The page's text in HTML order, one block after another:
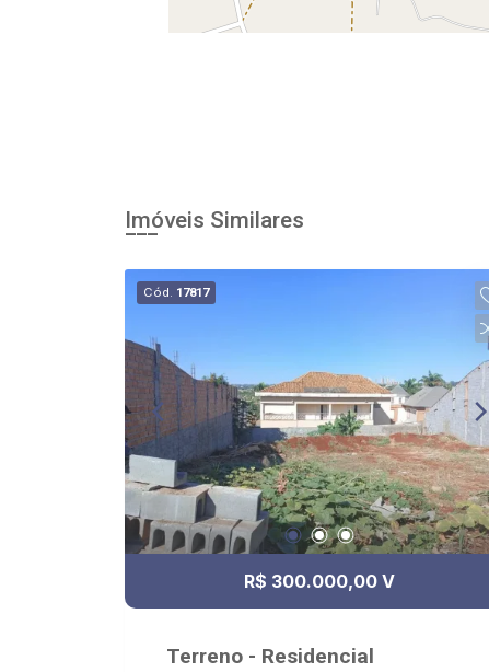
Imóveis Similares
Cód. 17817
R$ 300.000,00 V
Terreno - Residencial